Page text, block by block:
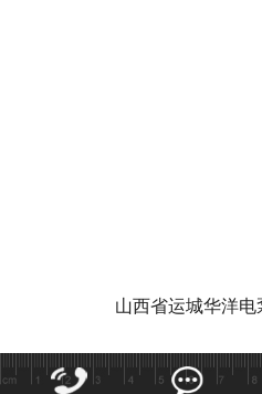
山西省运城华洋电